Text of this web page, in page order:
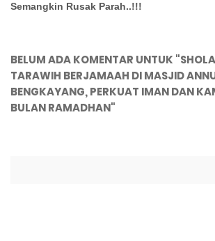
Semangkin Rusak Parah..!!!
BELUM ADA KOMENTAR UNTUK
TARAWIH BERJAMAAH DI MASJID
BENGKAYANG, PERKUAT IMAN DAN
BULAN RAMADHAN"